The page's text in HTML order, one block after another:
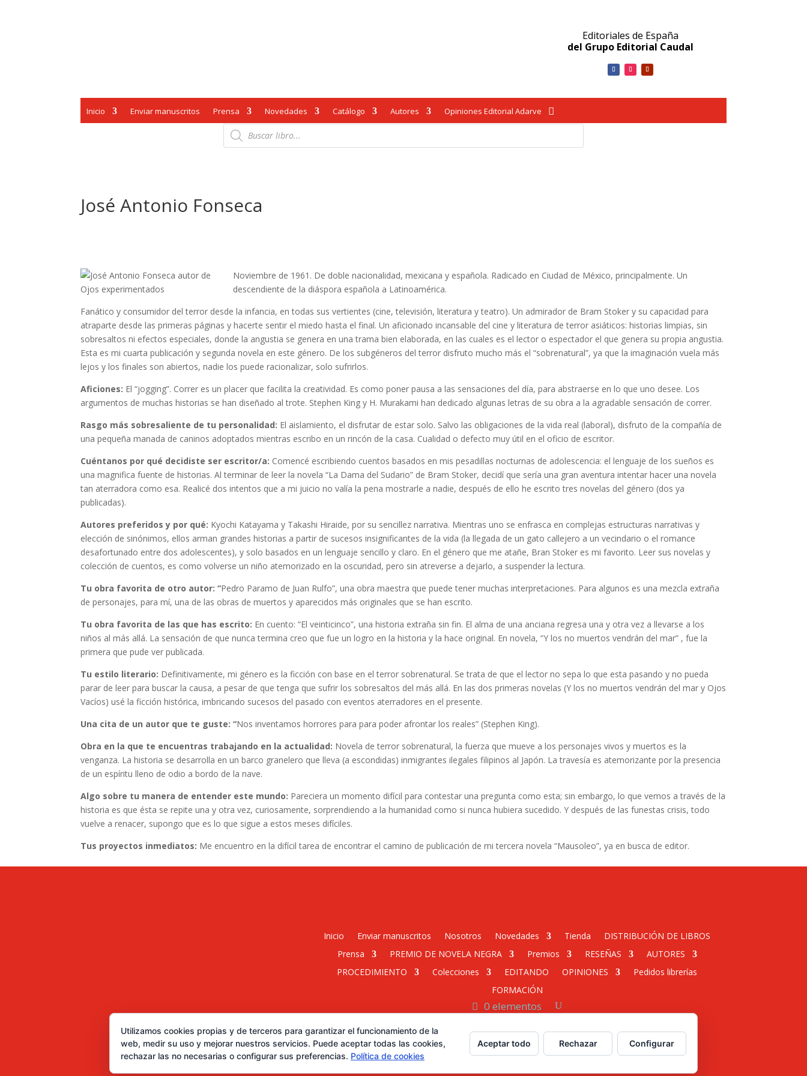
Editoriales de España
del Grupo Editorial Caudal
Inicio Enviar manuscritos Prensa Novedades Catálogo Autores Opiniones Editorial Adarve
Búsqueda
de
productos
José Antonio Fonseca
Noviembre de 1961. De doble nacionalidad, mexicana y española. Radicado en Ciudad de México, principalmente. Un
descendiente de la diáspora española a Latinoamérica.
Fanático y consumidor del terror desde la infancia, en todas sus vertientes (cine, televisión, literatura y teatro). Un admirador de Bram Stoker y su capacidad para
atraparte desde las primeras páginas y hacerte sentir el miedo hasta el final. Un aficionado incansable del cine y literatura de terror asiáticos: historias limpias, sin
sobresaltos ni efectos especiales, donde la angustia se genera en una trama bien elaborada, en las cuales es el lector o espectador el que genera su propia angustia.
Esta es mi cuarta publicación y segunda novela en este género. De los subgéneros del terror disfruto mucho más el “sobrenatural”, ya que la imaginación vuela más
lejos y los finales son abiertos, nadie los puede racionalizar, solo sufrirlos.
Aficiones: El “jogging”. Correr es un placer que facilita la creatividad. Es como poner pausa a las sensaciones del día, para abstraerse en lo que uno desee. Los
argumentos de muchas historias se han diseñado al trote. Stephen King y H. Murakami han dedicado algunas letras de su obra a la agradable sensación de correr.
Rasgo más sobresaliente de tu personalidad: El aislamiento, el disfrutar de estar solo. Salvo las obligaciones de la vida real (laboral), disfruto de la compañía de
una pequeña manada de caninos adoptados mientras escribo en un rincón de la casa. Cualidad o defecto muy útil en el oficio de escritor.
Cuéntanos por qué decidiste ser escritor/a: Comencé escribiendo cuentos basados en mis pesadillas nocturnas de adolescencia: el lenguaje de los sueños es
una magnifica fuente de historias. Al terminar de leer la novela “La Dama del Sudario” de Bram Stoker, decidí que sería una gran aventura intentar hacer una novela
tan aterradora como esa. Realicé dos intentos que a mi juicio no valía la pena mostrarle a nadie, después de ello he escrito tres novelas del género (dos ya
publicadas).
Autores preferidos y por qué: Kyochi Katayama y Takashi Hiraide, por su sencillez narrativa. Mientras uno se enfrasca en complejas estructuras narrativas y
elección de sinónimos, ellos arman grandes historias a partir de sucesos insignificantes de la vida (la llegada de un gato callejero a un vecindario o el romance
desafortunado entre dos adolescentes), y solo basados en un lenguaje sencillo y claro. En el género que me atañe, Bran Stoker es mi favorito. Leer sus novelas y
colección de cuentos, es como volverse un niño atemorizado en la oscuridad, pero sin atreverse a dejarlo, a suspender la lectura.
Tu obra favorita de otro autor: “Pedro Paramo de Juan Rulfo”, una obra maestra que puede tener muchas interpretaciones. Para algunos es una mezcla extraña
de personajes, para mí, una de las obras de muertos y aparecidos más originales que se han escrito.
Tu obra favorita de las que has escrito: En cuento: “El veinticinco”, una historia extraña sin fin. El alma de una anciana regresa una y otra vez a llevarse a los
niños al más allá. La sensación de que nunca termina creo que fue un logro en la historia y la hace original. En novela, “Y los no muertos vendrán del mar” , fue la
primera que pude ver publicada.
Tu estilo literario: Definitivamente, mi género es la ficción con base en el terror sobrenatural. Se trata de que el lector no sepa lo que esta pasando y no pueda
parar de leer para buscar la causa, a pesar de que tenga que sufrir los sobresaltos del más allá. En las dos primeras novelas (Y los no muertos vendrán del mar y Ojos
Vacíos) usé la ficción histórica, imbricando sucesos del pasado con eventos aterradores en el presente.
Una cita de un autor que te guste: “Nos inventamos horrores para para poder afrontar los reales” (Stephen King).
Obra en la que te encuentras trabajando en la actualidad: Novela de terror sobrenatural, la fuerza que mueve a los personajes vivos y muertos es la
venganza. La historia se desarrolla en un barco granelero que lleva (a escondidas) inmigrantes ilegales filipinos al Japón. La travesía es atemorizante por la presencia
de un espíritu lleno de odio a bordo de la nave.
Algo sobre tu manera de entender este mundo: Pareciera un momento difícil para contestar una pregunta como esta; sin embargo, lo que vemos a través de la
historia es que ésta se repite una y otra vez, curiosamente, sorprendiendo a la humanidad como si nunca hubiera sucedido. Y después de las funestas crisis, todo
vuelve a renacer, supongo que es lo que sigue a estos meses difíciles.
Tus proyectos inmediatos: Me encuentro en la difícil tarea de encontrar el camino de publicación de mi tercera novela “Mausoleo”, ya en busca de editor.
Inicio Enviar manuscritos Nosotros Novedades Tienda
DISTRIBUCIÓN DE LIBROS
Prensa
PREMIO DE NOVELA NEGRA Premios RESEÑAS
AUTORES
PROCEDIMIENTO
Colecciones EDITANDO OPINIONES
Pedidos librerías
FORMACIÓN
0 elementos
Desarrollado por Diseñador web para empresas
Utilizamos cookies propias y de terceros para garantizar el funcionamiento de la
web, medir su uso y mejorar nuestros servicios. Puede aceptar todas las cookies,
rechazar las no necesarias o configurar sus preferencias. Política de cookies
Aceptar todo Rechazar Configurar